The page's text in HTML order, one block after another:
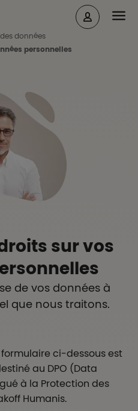
données
personnelles
sur vos
de vos données à
que nous traitons.
ci-dessous est
au DPO (Data
à la Protection des
Humanis.